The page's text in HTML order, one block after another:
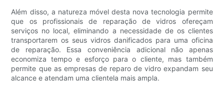
Além disso, a natureza móvel desta nova tecnologia permite
que os profissionais de reparação de vidros ofereçam
serviços no local, eliminando a necessidade de os clientes
transportarem os seus vidros danificados para uma oficina
de reparação. Essa conveniência adicional não apenas
economiza tempo e esforço para o cliente, mas também
permite que as empresas de reparo de vidro expandam seu
alcance e atendam uma clientela mais ampla.